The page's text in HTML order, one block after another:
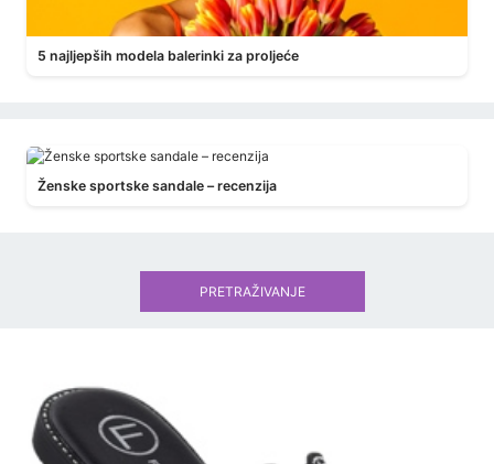
5 najljepših modela balerinki za proljeće
Ženske sportske sandale – recenzija
PRETRAŽIVANJE